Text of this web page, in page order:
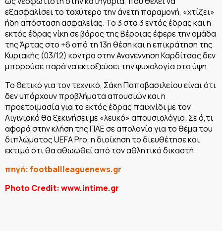
εξασφαλίσει το ταχύτερο την άνετη παραμονή, «χτίζει»
ήδη απόσταση ασφαλείας. Το 3 στα 3 εντός έδρας και η
εκτός έδρας νίκη σε βάρος της Βέροιας έφερε την ομάδα
της Άρτας στο +6 από τη 13η θέση και η επικράτηση της
Κυριακής (03/12) κόντρα στην Αναγέννηση Καρδίτσας δεν
μπορούσε παρά να εκτοξεύσει την ψυχολογία στα ύψη.
Το θετικό για τον τεχνικό, Σάκη Παπαβασιλείου είναι ότι
δεν υπάρχουν προβλήματα απουσιών και η
προετοιμασία για το εκτός έδρας παιχνίδι με τον
Αιγινιακό θα ξεκινήσει με «λευκό» απουσιολόγιο. Σε ό,τι
αφορά στην κλήση της ΠΑΕ σε απολογία για το θέμα του
διπλώματος UEFA Pro, η διοίκηση το διευθέτησε και
εκτιμά ότι θα αθωωθεί από τον αθλητικό δικαστή.
πηγή: footballleaguenews.gr
Photo Credit: www.intime.gr